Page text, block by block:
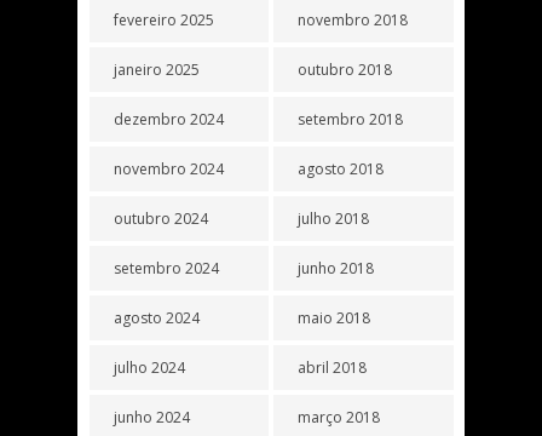
fevereiro 2025
janeiro 2025
dezembro 2024
novembro 2024
outubro 2024
setembro 2024
agosto 2024
julho 2024
junho 2024
novembro 2018
outubro 2018
setembro 2018
agosto 2018
julho 2018
junho 2018
maio 2018
abril 2018
março 2018